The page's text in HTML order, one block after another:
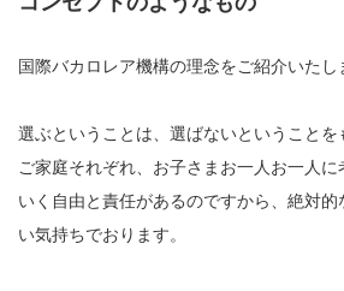
国際バカロレア機構の理念をご紹介いたし
選ぶということは、選ばないということを
ご家庭それぞれ、お子さまお一人お一人
いく自由と責任があるのですから、絶対
い気持ちでおります。